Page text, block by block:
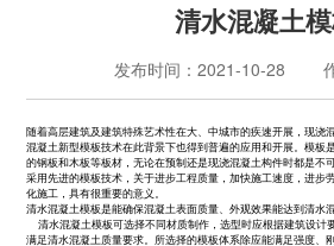
清水混凝土
发布时间： 2021-10-28 作
随着高层建筑及建筑特殊艺术性在大、中城市的疾速开展，现浇
混凝土新型模板技术在此背景下也得到普遍的应用和开展。模板
的钢板和木板等板材，无论在预制还是现浇混凝土构件时都是不可
采用先进的模板技术，关于进步工程质量，加快施工速度，进步
化施工，具有很重要的意义。
清水混凝土模板是能确保混凝土表面质量、外观效果能达到清水
清水混凝土模板可选择不同材质制作，选型时应根据建筑设计
满足清水混凝土质量要求。所选择的模板体系除应能满足强度、